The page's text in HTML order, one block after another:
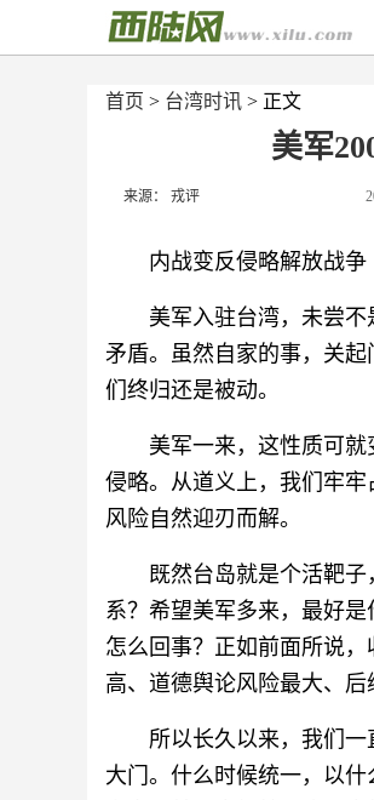
首页 > 台湾时讯 > 正文
美军
来源： 戎评
内战变反侵略解放战争
美军入驻台湾，未尝
矛盾。虽然自家的事，关
们终归还是被动。
美军一来，这性质可
侵略。从道义上，我们牢
风险自然迎刃而解。
既然台岛就是个活靶
系？希望美军多来，最好
怎么回事？正如前面所说
高、道德舆论风险最大、后
所以长久以来，我们
大门。什么时候统一，以